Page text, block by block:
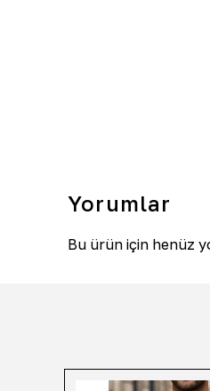
Yorumlar
Bu ürün için henüz